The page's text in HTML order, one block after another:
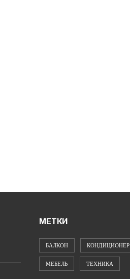
МЕТКИ
БАЛКОН КОНДИЦИОНЕР
МЕБЕЛЬ ТЕХНИКА